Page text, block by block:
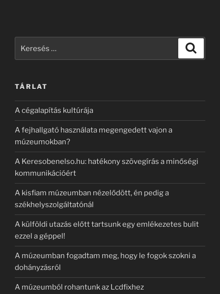
TÁRLAT
A cégalapítás kultúrája
A fejhallgató használata megengedett vajon a
múzeumokban?
A Keresobenelso.hu: hatékony szövegírás a minőségi
kommunikációért
A kisfiam múzeumban nézelődött, én pedig a
székhelyszolgáltatónál
A külföldi utazás előtt tartsunk egy emlékezetes bulit
ezzel a géppel!
A múzeumban fogadtam meg, hogy le fogok szokni a
dohányzásról
A múzeumból rohantunk az Lcdfixhez